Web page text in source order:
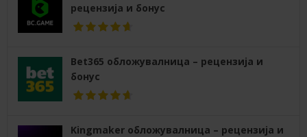
рецензија и бонус
Bet365 обложувалница – рецензија и
бонус
Kingmaker обложувалница – рецензија и